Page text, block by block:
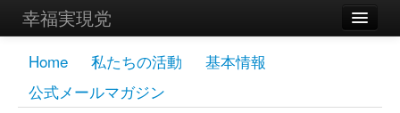
幸福実現党
メンバーズページ
党員
Home 私たちの活動
基本情報
公式メールマガジン